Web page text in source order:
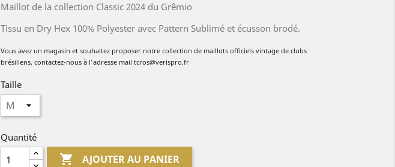
Maillot de la collection Classic 2024 du Grêmio
Tissu en Dry Hex 100% Polyester avec Pattern Sublimé et écusson brodé.
Vous avez un magasin et souhaitez proposer notre collection de maillots officiels vintage de clubs
brésiliens, contactez-nous à l'adresse mail tcros@verispro.fr
Taille
Quantité
 AJOUTER AU PANIER